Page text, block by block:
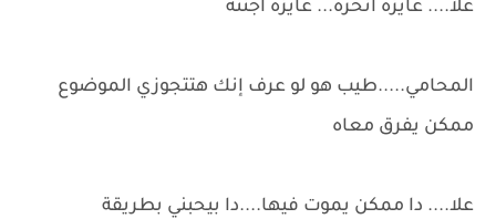
علا.... عايزه انحره... عايزه اجننه
المحامي.....طيب هو لو عرف إنك هتتجوزي الموضوع
ممكن يفرق معاه
علا.... دا ممكن يموت فيها....دا بيحبني بطريقة